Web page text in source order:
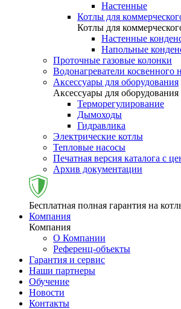
Настенные
Котлы для
Котлы для
Настенные
Напольные
Проточные газовые колонки
Водонагреватели косвенного
Аксессуары для оборудования
Аксессуары для оборудования
Терморегулирование
Дымоходы
Гидравлика
Электрические котлы
Тепловые насосы
Печатная версия каталога с
Архив документации
Бесплатная полная гарантия на
Компания
Компания
О Компании
Референц-объекты
Гарантия и сервис
Наши партнеры
Обучение
Новости
Контакты